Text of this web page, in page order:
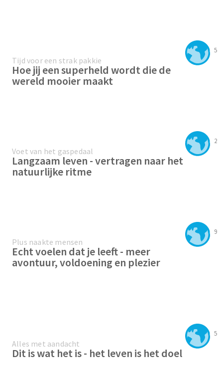
5
Tijd voor een strak pakkie
Hoe jij een superheld wordt die de
wereld mooier maakt
2
Voet van het gaspedaal
Langzaam leven - vertragen naar het
natuurlijke ritme
9
Plus naakte mensen
Echt voelen dat je leeft - meer
avontuur, voldoening en plezier
5
Alles met aandacht
Dit is wat het is - het leven is het doel